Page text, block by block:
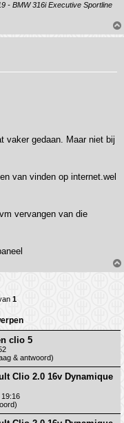
- BMW 316i Executive Sportline
vaker gedaan. Maar niet bij
van vinden op internet.wel
vervangen van die
1
clio 5
& antwoord)
Clio 2.0 16v Dynamique
19:16